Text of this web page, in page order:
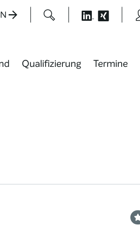
Qualifizierung Termine